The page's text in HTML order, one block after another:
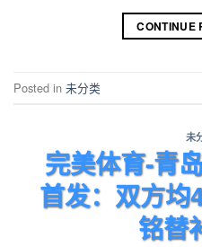
CONTINUE
Posted in 未分类
未
完美体育-青
首发：双方均
铭替